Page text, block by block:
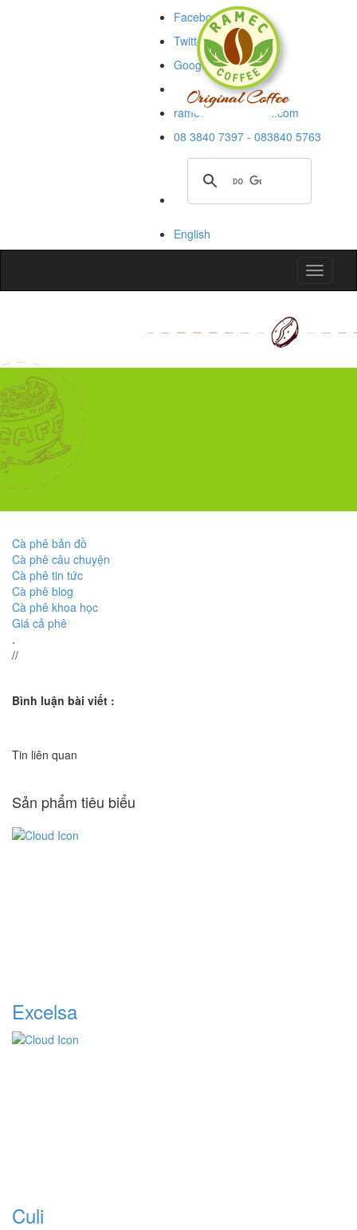
Facebook
Twitter
Google+
Blogspot
rameccoffee@gmail.com
08 3840 7397 - 083840 5763
English
Toggle
Cà phê bản đồ
Cà phê câu chuyện
Cà phê tin tức
Cà phê blog
Cà phê khoa học
Giá cả phê
.
//
Bình luận bài viết :
Tin liên quan
Sản phẩm tiêu biểu
Excelsa
Culi